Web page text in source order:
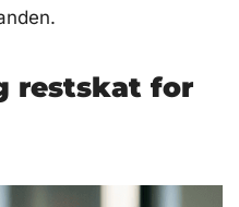
restskat for